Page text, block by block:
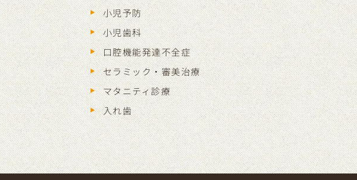
小児予防
小児歯科
口腔機能発達不全症
セラミック・審美治療
マタニティ診療
入れ歯